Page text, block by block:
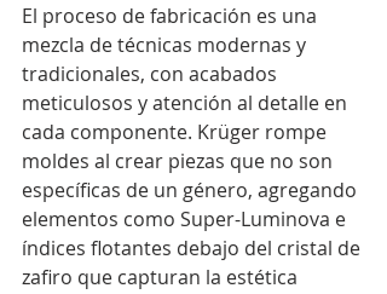
El proceso de fabricación es una
mezcla de técnicas modernas y
tradicionales, con acabados
meticulosos y atención al detalle en
cada componente. Krüger rompe
moldes al crear piezas que no son
específicas de un género, agregando
elementos como Super-Luminova e
índices flotantes debajo del cristal de
zafiro que capturan la estética